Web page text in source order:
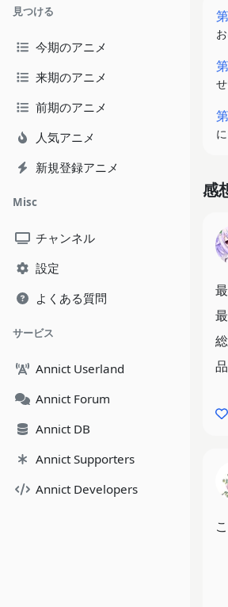
見つける
今期のアニメ
来期のアニメ
前期のアニメ
人気アニメ
新規登録アニメ
Misc
チャンネル
設定
よくある質問
サービス
Annict Userland
Annict Forum
Annict DB
Annict Supporters
Annict Developers
感